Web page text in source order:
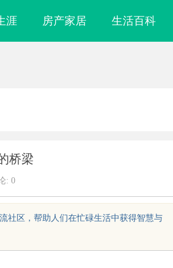
涯 房产家居 生活百科
桥梁
: 0
社区，帮助人们在忙碌生活中获得智慧与